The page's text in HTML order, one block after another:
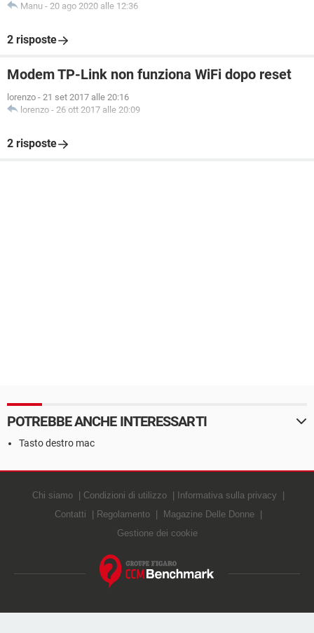
Manu - 20 ago 2020 alle 12:36
2 risposte
Modem TP-Link non funziona WiFi dopo reset
lorenzo - 21 set 2017 alle 20:16
lorenzo - 26 ott 2017 alle 20:09
2 risposte
POTREBBE ANCHE INTERESSARTI
Tasto destro mac
Chi siamo Condizioni di utilizzo
Informativa sulla privacy
Contatti
Regolamento
Magazine Delle Donne
Gestione dei cookie